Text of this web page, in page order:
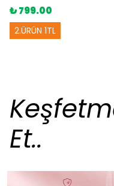
₺ 799.00
2.ÜRÜN 1TL
Et..